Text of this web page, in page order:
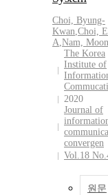
Choi, Byung-
Kwan,Choi,
A,Nam,
The Korea
Institute of
2020
Journal of
convergen
Vol.18
원문